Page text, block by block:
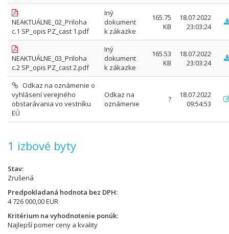
NEAKTUÁLNE_02_Priloha
c.1 SP_opis PZ_cast 1.pdf
Iný
dokument
k zákazke
165.75
KB
18.07.2022
23:03:24
NEAKTUÁLNE_03_Priloha
c.2 SP_opis PZ_cast 2.pdf
Iný
dokument
k zákazke
165.53
KB
18.07.2022
23:03:24
Odkaz na oznámenie o
vyhlásení verejného
obstarávania vo vestníku
EÚ
Odkaz na
oznámenie
?
18.07.2022
09:54:53
1 izbové byty
Stav
Zrušená
Predpokladaná hodnota bez DPH
4 726 000,00 EUR
Kritérium na vyhodnotenie ponúk
Najlepší pomer ceny a kvality